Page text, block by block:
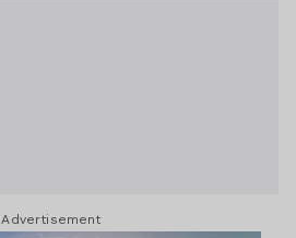
Advertisement